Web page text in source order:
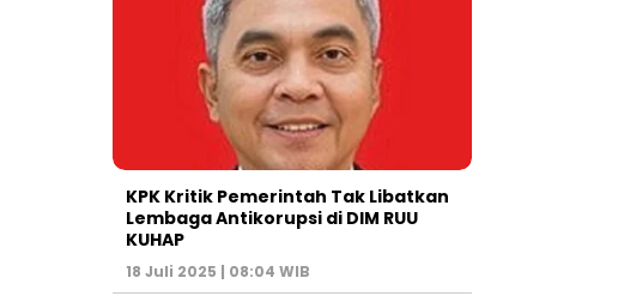
KPK Kritik Pemerintah Tak Libatkan
Lembaga Antikorupsi di DIM RUU
KUHAP
18 Juli 2025 | 08:04 WIB